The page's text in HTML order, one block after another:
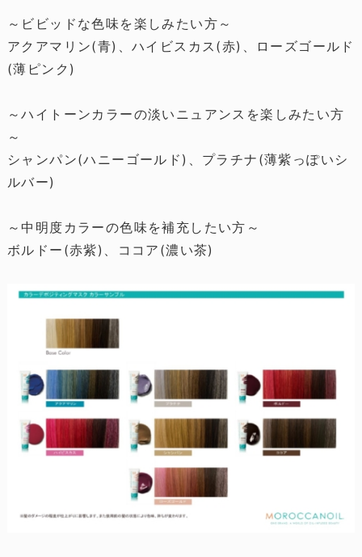
～ビビッドな色味を楽しみたい方～
アクアマリン(青)、ハイビスカス(赤)、ローズゴールド
(薄ピンク)
～ハイトーンカラーの淡いニュアンスを楽しみたい方
～
シャンパン(ハニーゴールド)、プラチナ(薄紫っぽいシ
ルバー)
～中明度カラーの色味を補充したい方～
ボルドー(赤紫)、ココア(濃い茶)